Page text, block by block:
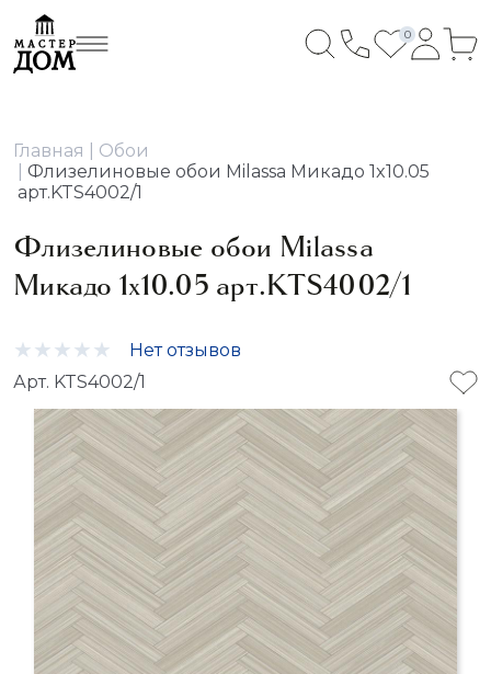
0
Главная
Обои
Флизелиновые обои Milassa Микадо 1x10.05
арт.KTS4002/1
Флизелиновые обои Milassa
Микадо 1x10.05 арт.KTS4002/1
Нет отзывов
Арт. KTS4002/1